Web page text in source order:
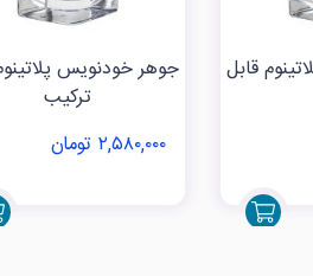
قابل
جوهر خودنویس
ترکیب
۲,۵۸۰,۰۰۰ تومان